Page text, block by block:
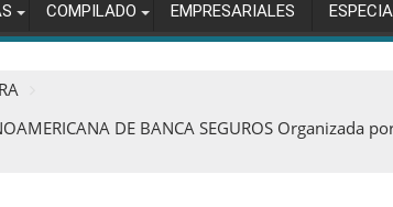
COMPILADO EMPRESARIALES
DE BANCA SEGUROS Organizada